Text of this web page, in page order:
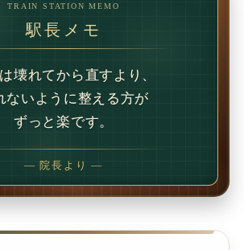
TRAIN STATION MEMO
駅長メモ
— 院長より —